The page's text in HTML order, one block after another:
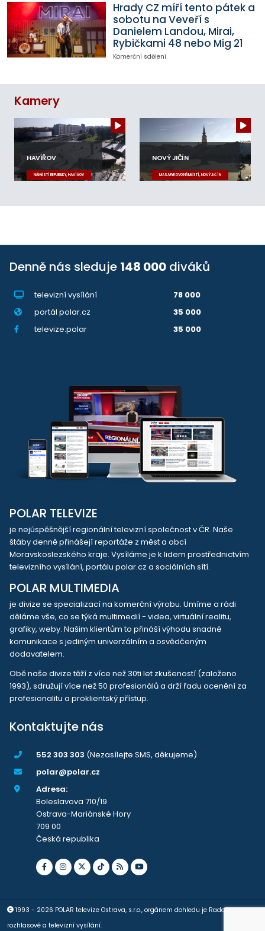
Hrady CZ míří tento pátek a
sobotu na Veveří s
Danielem Landou, Mirai,
Rybičkami 48 nebo Mig 21
Komerční sdělení
Kamery
HAVÍŘOV
NÁMĚSTÍ REPUBLIKY, HAVÍŘOV
NOVÝ JIČÍN
MASARYKOVO NÁMĚSTÍ, NOVÝ JIČÍN
Denně nás sleduje 148 000 diváků
televizní vysílání
78 000
portál polar.cz
35 000
televize.polar
35 000
POLAR TELEVIZE
je nejúspěšnější regionální televizní společnost v ČR. Naše
štáby denně přinášejí reportáže z měst a obcí
Moravskoslezského kraje. Vysíláme je k lidem prostřednictvím
televizního vysílání, portálu polar.cz a sociálních sítí.
POLAR MULTIMEDIA
je divize se specializací na komerční výrobu. Umíme a rádi
děláme vše, co se týká multimedií - videa, virtuální realitu,
grafiky, weby. Našim klientům to přináší výhodu snadné
komunikace s jediným univerzálním a osvědčeným
dodavatelem.
Obě naše divize těží z více než 30ti let zkušeností (založeno
1993), sdružují více než 50 profesionálů a drží řadu ocenění za
profesionalitu a proklientský přístup.
Kontaktujte nás
552 303 303 (Nezasílejte SMS, děkujeme)
polar@polar.cz
Adresa:
Boleslavova 710/19
Ostrava-Mariánské Hory
709 00
Česká republika
1993 - 2026 POLAR televize Ostrava, s.r.o., orgánem dohledu je Rada pro
rozhlasové a televizní vysílání.